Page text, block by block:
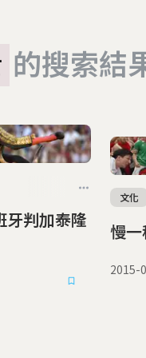
的搜索結
牙判加泰隆
文化
2015-